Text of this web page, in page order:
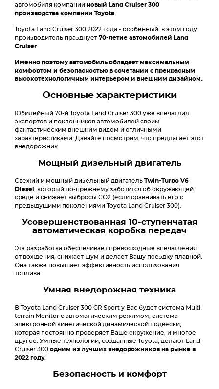
автомобиля компании новый Land Cruiser 300
производства компании Toyota
Toyota Land Cruiser 300 2022 года - особенный: в этом году
производитель празднует 70-летие автомобилей Land
Cruiser
Именно поэтому автомобиль обладает максимальным
комфортом и безопасностью в сочетании с прекрасным
высокотехнологичным интерьером и внешним дизайном.
Основные характеристики
Юбилейный 70-й Toyota Land Cruiser 300 уже впечатлил
экспертов и поклонников автомобилей своим
фантастическим внешним видом и отличными
характеристиками. Давайте посмотрим, что предлагает этот
внедорожник.
Мощный дизельный двигатель
Свежий и мощный дизельный двигатель Twin-Turbo V6
Diesel
, который по-прежнему заботится об окружающей
среде и снижает выбросы CO2 (если сравнивать его с
предыдущими поколениями Toyota Land Cruiser 300).
Усовершенствованная 10-ступенчатая
автоматическая коробка передач
Эта разработка обеспечивает превосходные впечатления
от вождения, снижает шум и делает Вашу поездку плавной.
Она также повышает эффективность использования
топлива.
Умная внедорожная техника
В Toyota Land Cruiser 300 GR Sport у Вас будет система Multi-
terrain Monitor с автоматическим режимом, система
электронной кинетической динамической подвески,
которая постоянно проверяет Ваше окружение, и многое
другое. Умные технологии, созданные Toyota, делают Land
Cruiser 300 одним из лучших внедорожников на рынке в
2022 году.
Безопасность и комфорт